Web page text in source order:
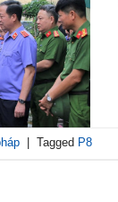
Tagged P8